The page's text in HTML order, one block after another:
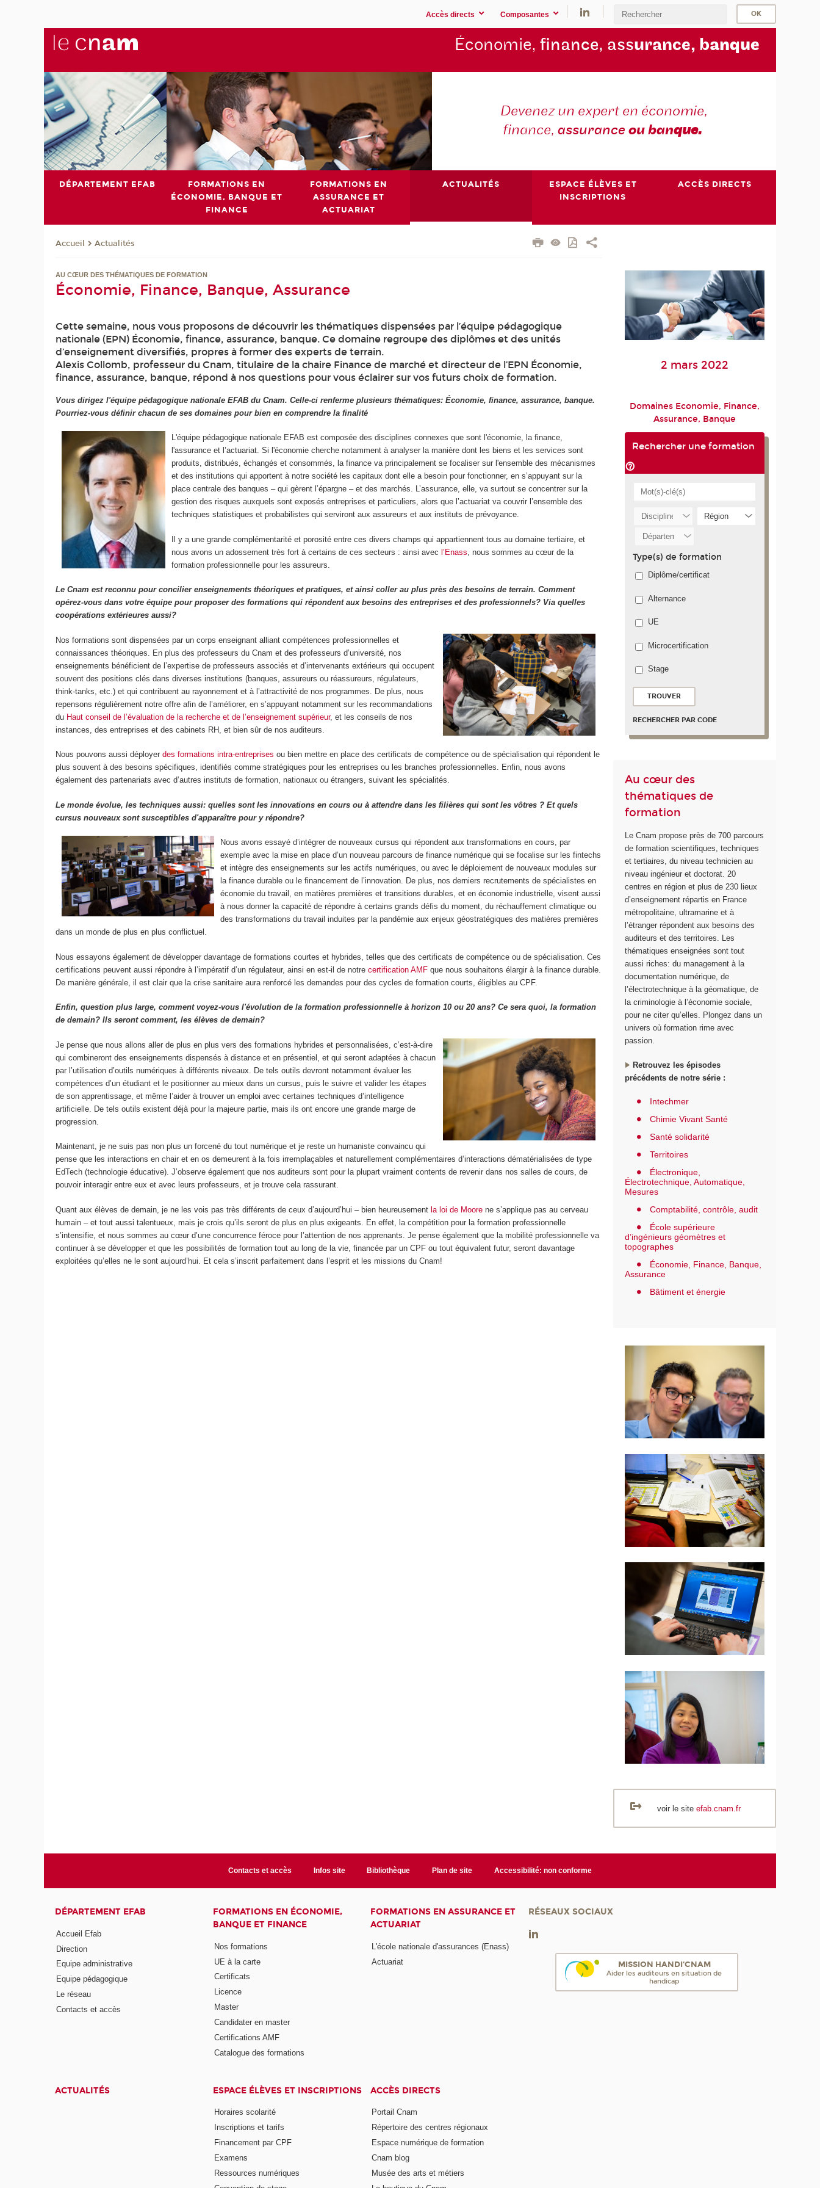
Accès directs Composantes
Économie, finance, assurance, banque
Devenez un expert en économie,
finance, assurance ou banque.
DÉPARTEMENT EFAB
FORMATIONS EN
ÉCONOMIE, BANQUE ET
FINANCE
FORMATIONS EN
ASSURANCE ET
ACTUARIAT
ACTUALITÉS
ESPACE ÉLÈVES ET
INSCRIPTIONS
ACCÈS DIRECTS
Accueil Actualités
AU CŒUR DES THÉMATIQUES DE FORMATION
Économie, Finance, Banque, Assurance
Cette semaine, nous vous proposons de découvrir les thématiques dispensées par l’équipe pédagogique
nationale (EPN) Économie, finance, assurance, banque. Ce domaine regroupe des diplômes et des unités
d’enseignement diversifiés, propres à former des experts de terrain.
Alexis Collomb, professeur du Cnam, titulaire de la chaire Finance de marché et directeur de l’EPN Économie,
finance, assurance, banque, répond à nos questions pour vous éclairer sur vos futurs choix de formation.
Vous dirigez l'équipe pédagogique nationale EFAB du Cnam. Celle-ci renferme plusieurs thématiques: Économie, finance, assurance, banque.
Pourriez-vous définir chacun de ses domaines pour bien en comprendre la finalité
L'équipe pédagogique nationale EFAB est composée des disciplines connexes que sont l'économie, la finance,
l'assurance et l’actuariat. Si l'économie cherche notamment à analyser la manière dont les biens et les services sont
produits, distribués, échangés et consommés, la finance va principalement se focaliser sur l'ensemble des mécanismes
et des institutions qui apportent à notre société les capitaux dont elle a besoin pour fonctionner, en s’appuyant sur la
place centrale des banques – qui gèrent l’épargne – et des marchés. L’assurance, elle, va surtout se concentrer sur la
gestion des risques auxquels sont exposés entreprises et particuliers, alors que l’actuariat va couvrir l’ensemble des
techniques statistiques et probabilistes qui serviront aux assureurs et aux instituts de prévoyance.
Il y a une grande complémentarité et porosité entre ces divers champs qui appartiennent tous au domaine tertiaire, et
nous avons un adossement très fort à certains de ces secteurs : ainsi avec l’Enass , nous sommes au cœur de la
formation professionnelle pour les assureurs.
Le Cnam est reconnu pour concilier enseignements théoriques et pratiques, et ainsi coller au plus près des besoins de terrain. Comment
opérez-vous dans votre équipe pour proposer des formations qui répondent aux besoins des entreprises et des professionnels? Via quelles
coopérations extérieures aussi?
Nos formations sont dispensées par un corps enseignant alliant compétences professionnelles et
connaissances théoriques. En plus des professeurs du Cnam et des professeurs d’université, nos
enseignements bénéficient de l’expertise de professeurs associés et d’intervenants extérieurs qui occupent
souvent des positions clés dans diverses institutions (banques, assureurs ou réassureurs, régulateurs,
think-tanks, etc.) et qui contribuent au rayonnement et à l’attractivité de nos programmes. De plus, nous
repensons régulièrement notre offre afin de l’améliorer, en s’appuyant notamment sur les recommandations
du Haut conseil de l’évaluation de la recherche et de l’enseignement supérieur, et les conseils de nos
instances, des entreprises et des cabinets RH, et bien sûr de nos auditeurs.
Nous pouvons aussi déployerdes formations intra-entreprises ou bien mettre en place des certificats de compétence ou de spécialisation qui répondent le
plus souvent à des besoins spécifiques, identifiés comme stratégiques pour les entreprises ou les branches professionnelles. Enfin, nous avons
également des partenariats avec d’autres instituts de formation, nationaux ou étrangers, suivant les spécialités.
Le monde évolue, les techniques aussi: quelles sont les innovations en cours ou à attendre dans les filières qui sont les vôtres ? Et quels
cursus nouveaux sont susceptibles d'apparaître pour y répondre?
Nous avons essayé d’intégrer de nouveaux cursus qui répondent aux transformations en cours, par
exemple avec la mise en place d’un nouveau parcours de finance numérique qui se focalise sur les fintechs
et intègre des enseignements sur les actifs numériques, ou avec le déploiement de nouveaux modules sur
la finance durable ou le financement de l’innovation. De plus, nos derniers recrutements de spécialistes en
économie du travail, en matières premières et transitions durables, et en économie industrielle, visent aussi
à nous donner la capacité de répondre à certains grands défis du moment, du réchauffement climatique ou
des transformations du travail induites par la pandémie aux enjeux géostratégiques des matières premières
dans un monde de plus en plus conflictuel.
Nous essayons également de développer davantage de formations courtes et hybrides, telles que des certificats de compétence ou de spécialisation. Ces
certifications peuvent aussi répondre à l’impératif d’un régulateur, ainsi en est-il de notrecertification AMF que nous souhaitons élargir à la finance durable.
De manière générale, il est clair que la crise sanitaire aura renforcé les demandes pour des cycles de formation courts, éligibles au CPF.
Enfin, question plus large, comment voyez-vous l'évolution de la formation professionnelle à horizon 10 ou 20 ans? Ce sera quoi, la formation
de demain? Ils seront comment, les élèves de demain?
Je pense que nous allons aller de plus en plus vers des formations hybrides et personnalisées, c’est-à-dire
qui combineront des enseignements dispensés à distance et en présentiel, et qui seront adaptées à chacun
par l’utilisation d’outils numériques à différents niveaux. De tels outils devront notamment évaluer les
compétences d’un étudiant et le positionner au mieux dans un cursus, puis le suivre et valider les étapes
de son apprentissage, et même l’aider à trouver un emploi avec certaines techniques d’intelligence
artificielle. De tels outils existent déjà pour la majeure partie, mais ils ont encore une grande marge de
progression.
Maintenant, je ne suis pas non plus un forcené du tout numérique et je reste un humaniste convaincu qui
pense que les interactions en chair et en os demeurent à la fois irremplaçables et naturellement complémentaires d’interactions dématérialisées de type
EdTech (technologie éducative). J’observe également que nos auditeurs sont pour la plupart vraiment contents de revenir dans nos salles de cours, de
pouvoir interagir entre eux et avec leurs professeurs, et je trouve cela rassurant.
Quant aux élèves de demain, je ne les vois pas très différents de ceux d’aujourd’hui – bien heureusement la loi de Moore ne s’applique pas au cerveau
humain – et tout aussi talentueux, mais je crois qu’ils seront de plus en plus exigeants. En effet, la compétition pour la formation professionnelle
s’intensifie, et nous sommes au cœur d’une concurrence féroce pour l’attention de nos apprenants. Je pense également que la mobilité professionnelle va
continuer à se développer et que les possibilités de formation tout au long de la vie, financée par un CPF ou tout équivalent futur, seront davantage
exploitées qu’elles ne le sont aujourd’hui. Et cela s’inscrit parfaitement dans l’esprit et les missions du Cnam!
2 mars 2022
Domaines Economie, Finance,
Assurance, Banque
Rechercher une formation
Type(s) de formation
Diplôme/certificat
Alternance
UE
Microcertification
Stage
RECHERCHER PAR CODE
Au cœur des
thématiques de
formation
Le Cnam propose près de 700 parcours
de formation scientifiques, techniques
et tertiaires, du niveau technicien au
niveau ingénieur et doctorat. 20
centres en région et plus de 230 lieux
d’enseignement répartis en France
métropolitaine, ultramarine et à
l’étranger répondent aux besoins des
auditeurs et des territoires. Les
thématiques enseignées sont tout
aussi riches: du management à la
documentation numérique, de
l’électrotechnique à la géomatique, de
la criminologie à l’économie sociale,
pour ne citer qu’elles. Plongez dans un
univers où formation rime avec
passion.
Retrouvez les épisodes
précédents de notre série :
Intechmer
Chimie Vivant Santé
Santé solidarité
Territoires
Électronique,
Électrotechnique, Automatique,
Mesures
Comptabilité, contrôle, audit
École supérieure
d’ingénieurs géomètres et
topographes
Économie, Finance, Banque,
Assurance
Bâtiment et énergie
voir le site efab.cnam.fr
Contacts et accès Infos site Bibliothèque Plan de site Accessibilité: non conforme
DÉPARTEMENT EFAB
Accueil Efab
Direction
Equipe administrative
Equipe pédagogique
Le réseau
Contacts et accès
FORMATIONS EN ÉCONOMIE,
BANQUE ET FINANCE
Nos formations
UE à la carte
Certificats
Licence
Master
Candidater en master
Certifications AMF
Catalogue des formations
FORMATIONS EN ASSURANCE ET
ACTUARIAT
L'école nationale d'assurances (Enass)
Actuariat
ACTUALITÉS ESPACE ÉLÈVES ET INSCRIPTIONS
Horaires scolarité
Inscriptions et tarifs
Financement par CPF
Examens
Ressources numériques
ACCÈS DIRECTS
Portail Cnam
Répertoire des centres régionaux
Espace numérique de formation
Cnam blog
Musée des arts et métiers
RÉSEAUX SOCIAUX
MISSION HANDI'CNAM
Aider les auditeurs en situation de
handicap